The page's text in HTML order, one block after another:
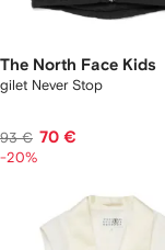
The North Face Kids
gilet Never Stop
93 € 70 €
-20%